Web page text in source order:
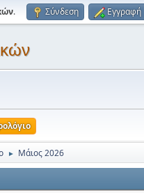
. Σύνδεση Εγγραφή
► Μάιος 2026